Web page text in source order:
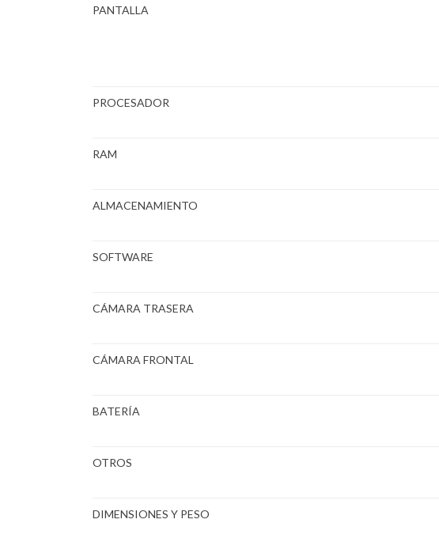
PANTALLA
PROCESADOR
RAM
ALMACENAMIENTO
SOFTWARE
CÁMARA TRASERA
CÁMARA FRONTAL
BATERÍA
OTROS
DIMENSIONES Y PESO